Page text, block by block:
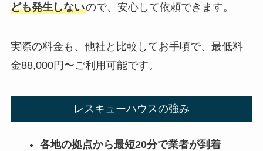
ども発生しないので、安心して依頼できます。
実際の料金も、他社と比較してお手頃で、最低料
金88,000円〜ご利用可能です。
レスキューハウスの強み
各地の拠点から最短20分で業者が到着